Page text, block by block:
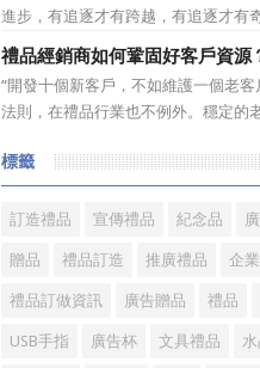
進步，有追逐才有跨越，有追逐才有
跑行業。在無數個春華秋實的歲月輪
充滿朝氣的行業，沉澱了一批又一批
批又一批的優秀企業家，他們因為不
精神和氣質不斷提升着...
禮品經銷商如何鞏固好客戶資源
“開發十個新客戶，不如維護一個老客
法則，在禮品行業也不例外。穩定的
方式。成功的經銷商是從保持並鞏固
增加新顧客，這樣才能使銷售額越來
好，老客戶的數量當...
標籤
訂造禮品 宣傳禮品 紀念品
贈品 禮品訂造 推廣禮品 企
禮品訂做資訊 廣告贈品 禮品
USB手指 廣告杯 文具禮品